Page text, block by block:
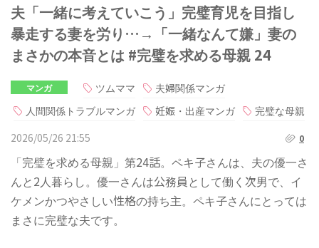
夫「一緒に考えていこう」完璧育児を目指し
暴走する妻を労り…→「一緒なんて嫌」妻の
まさかの本音とは #完璧を求める母親 24
マンガ ツムママ
夫婦関係マンガ
人間関係トラブルマンガ
妊娠・出産マンガ
完璧な母親
2026/05/26 21:55
0
「完璧を求める母親」第24話。ペキ子さんは、夫の優一さ
んと2人暮らし。優一さんは公務員として働く次男で、イ
ケメンかつやさしい性格の持ち主。ペキ子さんにとっては
まさに完璧な夫です。